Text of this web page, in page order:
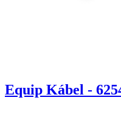
Equip Kábel -